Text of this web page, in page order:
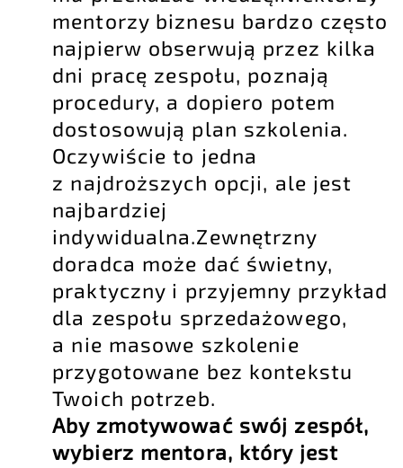
mentorzy biznesu bardzo często
najpierw obserwują przez kilka
dni pracę zespołu, poznają
procedury, a dopiero potem
dostosowują plan szkolenia.
Oczywiście to jedna
z najdroższych opcji, ale jest
najbardziej
indywidualna.Zewnętrzny
doradca może dać świetny,
praktyczny i przyjemny przykład
dla zespołu sprzedażowego,
a nie masowe szkolenie
przygotowane bez kontekstu
Twoich potrzeb.
Aby zmotywować swój zespół,
wybierz mentora, który jest